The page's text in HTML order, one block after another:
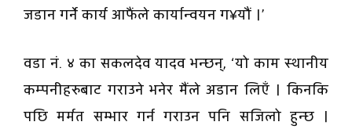
जडान गर्ने कार्य आफैंले कार्यान्वयन ग¥यौं ।’
वडा नं. ४ का सकलदेव यादव भन्छन्, ‘यो काम स्थानीय
कम्पनीहरुबाट गराउने भनेर मैंले अडान लिएँ । किनकि
पछि मर्मत सम्भार गर्न गराउन पनि सजिलो हुन्छ ।